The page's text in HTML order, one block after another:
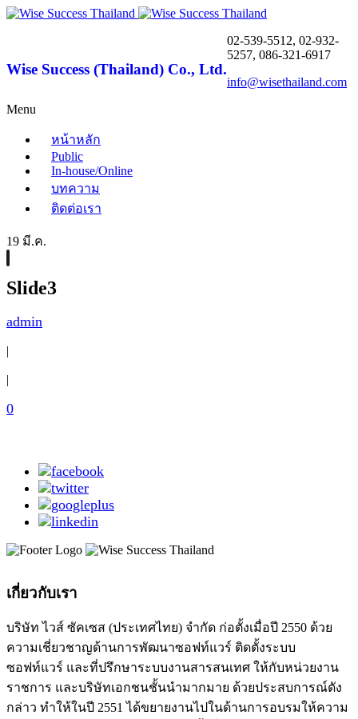
Wise Success (Thailand) Co., Ltd.
02-539-5512, 02-932-
5257, 086-321-6917
info@wisethailand.com
Menu
หน้าหลัก
Public
In-house/Online
บทความ
ติดต่อเรา
19 มี.ค.
Slide3
admin
|
|
0
เกี่ยวกับเรา
บริษัท ไวส์ ซัคเซส (ประเทศไทย) จำกัด ก่อตั้งเมื่อปี 2550 ด้วย
ความเชี่ยวชาญด้านการพัฒนาซอฟท์แวร์ ติดตั้งระบบ
ซอฟท์แวร์ และที่ปรึกษาระบบงานสารสนเทศ ให้กับหน่วยงาน
ราชการ และบริษัทเอกชนชั้นนำมากมาย ด้วยประสบการณ์ดัง
กล่าว ทำให้ในปี 2551 ได้ขยายงานไปในด้านการอบรมให้ความ